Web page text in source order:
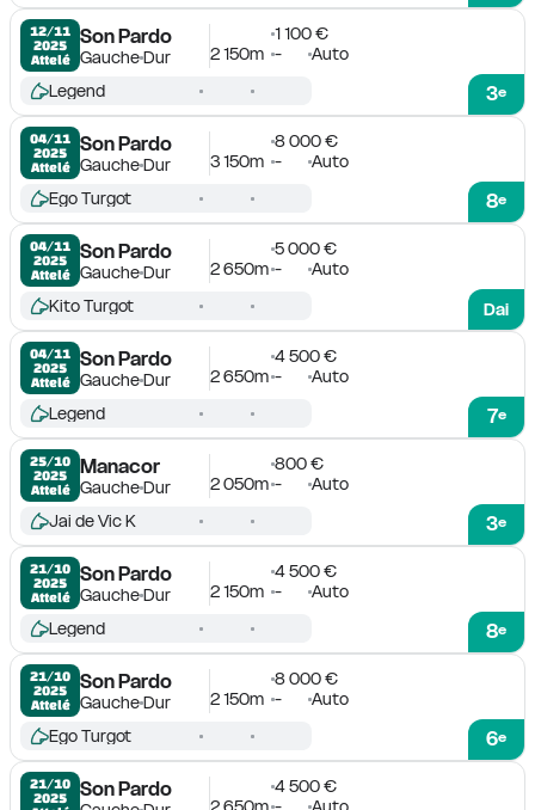
12/11
2025
Attelé
Son Pardo
GaucheDur
1 100 €
2 150m - Auto
3e
Legend
04/11
2025
Attelé
Son Pardo
GaucheDur
8 000 €
3 150m - Auto
8e
Ego Turgot
04/11
2025
Attelé
Son Pardo
GaucheDur
5 000 €
2 650m -
Auto
Dai
Kito Turgot
04/11
2025
Attelé
Son Pardo
GaucheDur
4 500 €
2 650m - Auto
7e
Legend
25/10
2025
Attelé
Manacor
GaucheDur
800 €
2 050m - Auto
3e
Jai de Vic K
21/10
2025
Attelé
Son Pardo
GaucheDur
4 500 €
2 150m - Auto
8e
Legend
21/10
2025
Attelé
Son Pardo
GaucheDur
8 000 €
2 150m - Auto
6e
Ego Turgot
21/10
2025
Son Pardo
4 500 €